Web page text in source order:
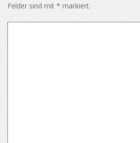
Felder sind mit * markiert.